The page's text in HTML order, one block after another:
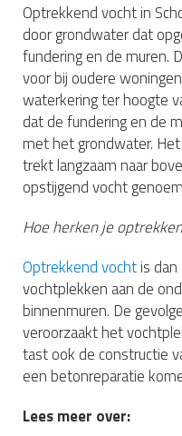
Optrekkend vocht in
door grondwater dat
fundering en de muren.
voor bij oudere
waterkering ter hoogte
dat de fundering en de
met het grondwater.
trekt langzaam naar
opstijgend vocht
Hoe herken je
Optrekkend vochtis
vochtplekken aan de
binnenmuren. De
veroorzaakt het
tast ook de constructie
een betonreparatie
Lees meer over: